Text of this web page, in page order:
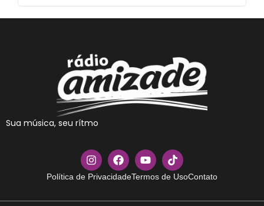
Sua música, seu rítmo
Política de PrivacidadeTermos de UsoContato